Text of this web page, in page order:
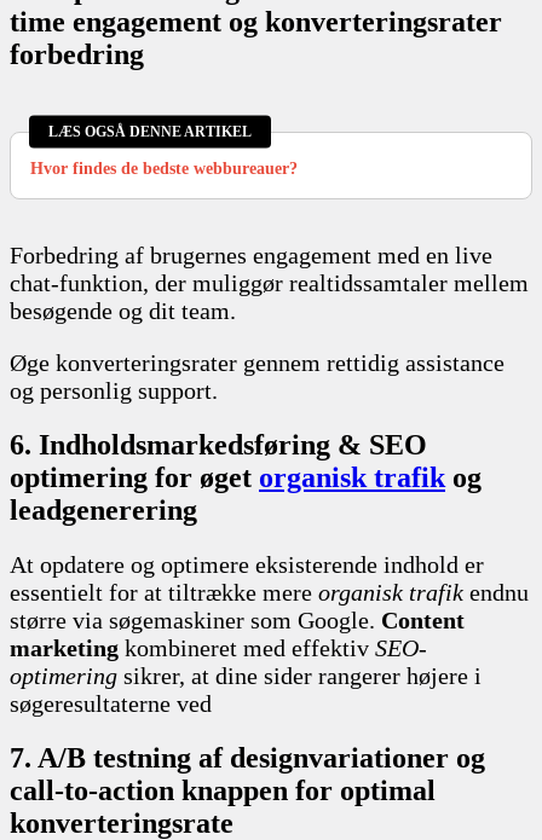
time engagement og konverteringsrater
forbedring
LÆS OGSÅ DENNE ARTIKEL
Hvor findes de bedste webbureauer?
Forbedring af brugernes engagement med en live
chat-funktion, der muliggør realtidssamtaler mellem
besøgende og dit team.
Øge konverteringsrater gennem rettidig assistance
og personlig support.
6. Indholdsmarkedsføring & SEO
optimering for øget organisk trafik og
leadgenerering
At opdatere og optimere eksisterende indhold er
essentielt for at tiltrække mere organisk trafik endnu
større via søgemaskiner som Google. Content
marketing kombineret med effektiv SEO-
optimering sikrer, at dine sider rangerer højere i
søgeresultaterne ved
7. A/B testning af designvariationer og
call-to-action knappen for optimal
konverteringsrate